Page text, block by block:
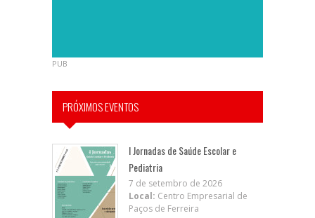
PUB
PRÓXIMOS EVENTOS
I Jornadas de Saúde Escolar e
Pediatria
7 de setembro de 2026
Local: Centro Empresarial de
Paços de Ferreira